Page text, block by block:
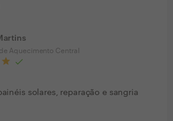
Aquecimento Central
solares, reparação e sangria